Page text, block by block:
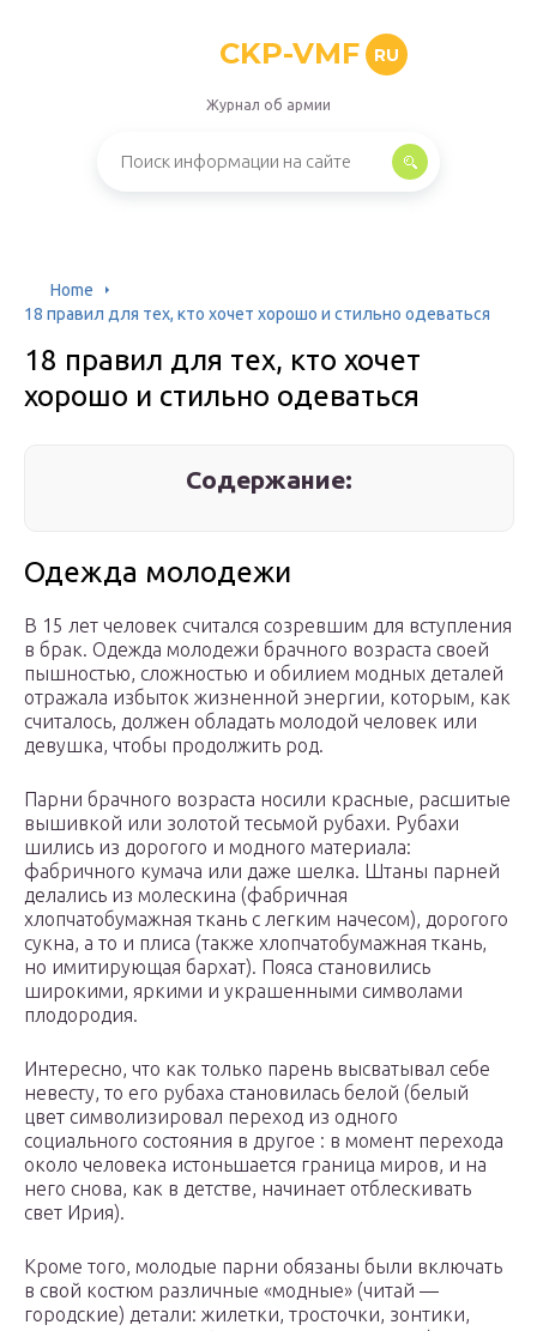
CKP-VMF RU
Журнал об армии
Home
18 правил для тех, кто хочет хорошо и стильно одеваться
18 правил для тех, кто хочет
хорошо и стильно одеваться
Содержание:
Одежда молодежи
В 15 лет человек считался созревшим для вступления
в брак. Одежда молодежи брачного возраста своей
пышностью, сложностью и обилием модных деталей
отражала избыток жизненной энергии, которым, как
считалось, должен обладать молодой человек или
девушка, чтобы продолжить род.
Парни брачного возраста носили красные, расшитые
вышивкой или золотой тесьмой рубахи. Рубахи
шились из дорогого и модного материала:
фабричного кумача или даже шелка. Штаны парней
делались из молескина (фабричная
хлопчатобумажная ткань с легким начесом), дорогого
сукна, а то и плиса (также хлопчатобумажная ткань,
но имитирующая бархат). Пояса становились
широкими, яркими и украшенными символами
плодородия.
Интересно, что как только парень высватывал себе
невесту, то его рубаха становилась белой (белый
цвет символизировал переход из одного
социального состояния в другое : в момент перехода
около человека истоньшается граница миров, и на
него снова, как в детстве, начинает отблескивать
свет Ирия).
Кроме того, молодые парни обязаны были включать
в свой костюм различные «модные» (читай —
городские) детали: жилетки, тросточки, зонтики,